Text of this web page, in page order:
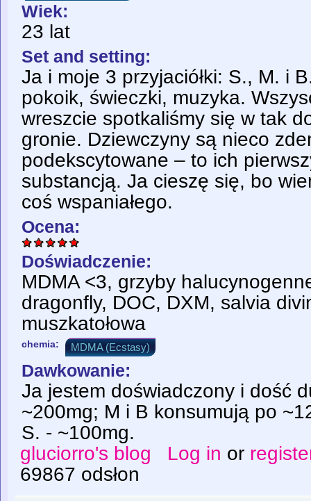
Wiek:
23 lat
Set and setting:
Ja i moje 3 przyjaciółki: S., M. i
pokoik, świeczki, muzyka.
wreszcie spotkaliśmy się w tak
gronie. Dziewczyny są nieco
podekscytowane – to ich
substancją. Ja cieszę się, bo
coś wspaniałego.
Ocena:
Doświadczenie:
MDMA <3, grzyby
dragonfly, DOC, DXM, salvia
muszkatołowa
chemia: MDMA (Ecstasy)
Dawkowanie:
Ja jestem doświadczony i dość
~200mg; M i B konsumują po
S. - ~100mg.
gluciorro's blog
Log in or
69867 odsłon